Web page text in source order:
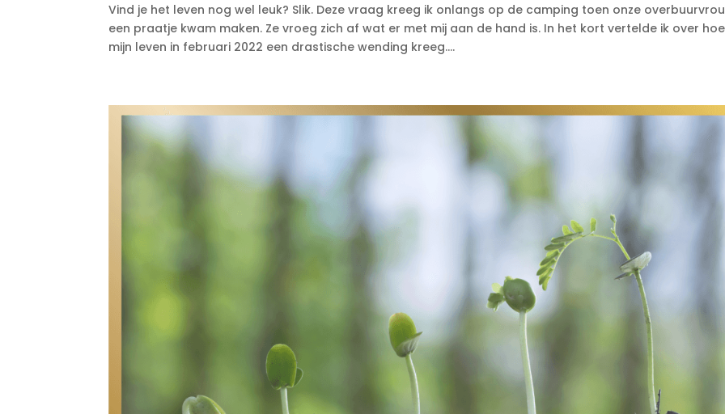
Vind je het leven nog wel leuk? Slik. Deze vraag kreeg ik onlangs op de camping toen onze
een praatje kwam maken. Ze vroeg zich af wat er met mij aan de hand is. In het kort vertelde ik over hoe
mijn leven in februari 2022 een drastische wending kreeg....